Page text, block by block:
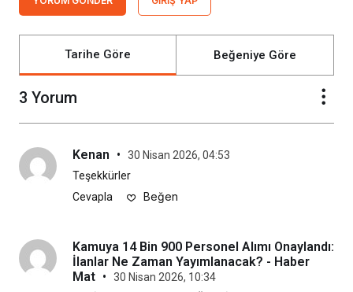
Tarihe Göre Beğeniye Göre
3 Yorum
Kenan •
30 Nisan 2026, 04:53
Teşekkürler
Cevapla
Beğen
Kamuya 14 Bin 900 Personel Alımı Onaylandı:
İlanlar Ne Zaman Yayımlanacak? - Haber
Mat •
30 Nisan 2026, 10:34